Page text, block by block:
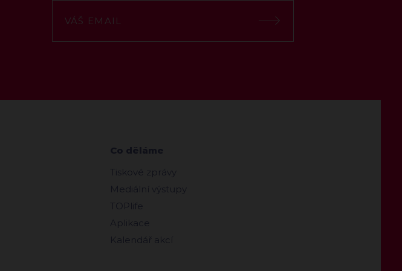
Co děláme
Tiskové zprávy
Mediální výstupy
TOPlife
Aplikace
Kalendář akcí